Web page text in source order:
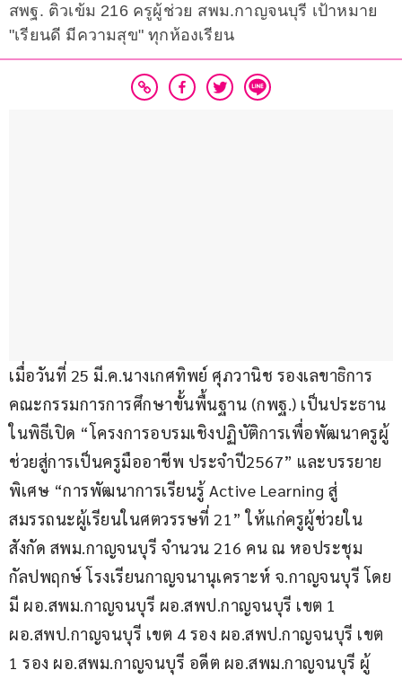
สพฐ. ติวเข้ม 216 ครูผู้ช่วย สพม.กาญจนบุรี เป้าหมาย
"เรียนดี มีความสุข" ทุกห้องเรียน
เมื่อวันที่ 25 มี.ค.นางเกศทิพย์ ศุภวานิช รองเลขาธิการ
คณะกรรมการการศึกษาขั้นพื้นฐาน (กพฐ.) เป็นประธาน
ในพิธีเปิด “โครงการอบรมเชิงปฏิบัติการเพื่อพัฒนาครูผู้
ช่วยสู่การเป็นครูมืออาชีพ ประจำปี2567” และบรรยาย
พิเศษ “การพัฒนาการเรียนรู้ Active Learning สู่
สมรรถนะผู้เรียนในศตวรรษที่ 21” ให้แก่ครูผู้ช่วยใน
สังกัด สพม.กาญจนบุรี จำนวน 216 คน ณ หอประชุม
กัลปพฤกษ์ โรงเรียนกาญจนานุเคราะห์ จ.กาญจนบุรี โดย
มี ผอ.สพม.กาญจนบุรี ผอ.สพป.กาญจนบุรี เขต 1
ผอ.สพป.กาญจนบุรี เขต 4 รอง ผอ.สพป.กาญจนบุรี เขต
1 รอง ผอ.สพม.กาญจนบุรี อดีต ผอ.สพม.กาญจนบุรี ผู้